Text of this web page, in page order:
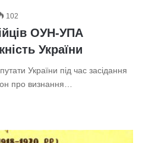
102
ОУН-УПА
України
України під час засідання
про визнання…